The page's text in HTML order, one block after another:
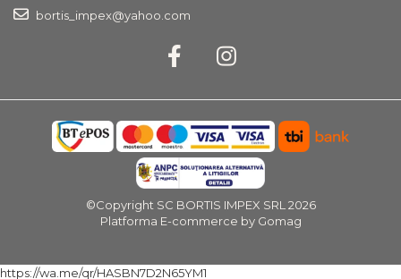
bortis_impex@yahoo.com
©Copyright SC BORTIS IMPEX SRL 2026
Platforma E-commerce by Gomag
https://wa.me/qr/HASBN7D2N65YM1